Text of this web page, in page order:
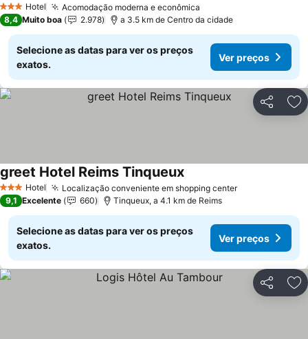
3 EstrelasHotel Acomodação moderna e econômica
8,4 Muito boa 2.978 a 3.5 km de Centro da cidade
Selecione as datas para ver os preços
exatos.
Ver preços
Partilhar
3 EstrelasHotel Localização conveniente em shopping center
greet Hotel Reims Tinqueux
9,1 Excelente 660 Tinqueux, a 4.1 km de Reims
Selecione as datas para ver os preços
exatos.
Ver preços
Partilhar